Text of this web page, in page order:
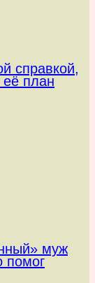
справкой,
её план
муж
помог